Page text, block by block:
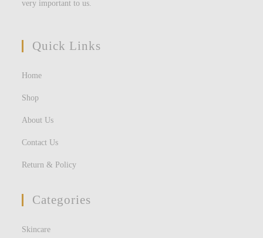
very important to us.
Quick Links
Home
Shop
About Us
Contact Us
Return & Policy
Categories
Skincare